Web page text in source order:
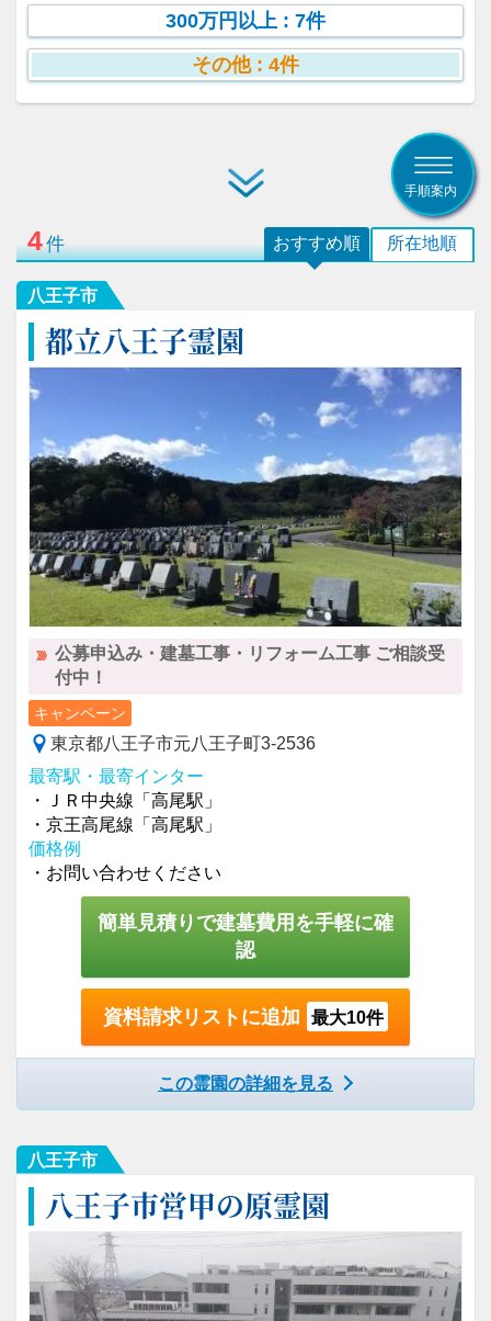
300万円以上 : 7件
その他 : 4件
手順案内
4件 所在地順
おすすめ順
八王子市
都立八王子霊園
公募申込み・建墓工事・リフォーム工事 ご相談受
付中！
キャンペーン
東京都八王子市元八王子町3-2536
最寄駅・最寄インター
・ＪＲ中央線「高尾駅」
・京王高尾線「高尾駅」
価格例
・お問い合わせください
簡単見積りで建墓費用を手軽に確
認
資料請求リストに追加 最大10件
この霊園の詳細を見る
八王子市
八王子市営甲の原霊園